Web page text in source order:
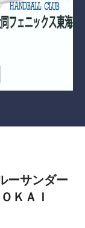
サンダー
ＫＡＩ